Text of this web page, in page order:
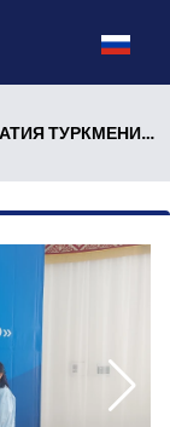
ПОЗИТИВНЫЙ ОПЫТ